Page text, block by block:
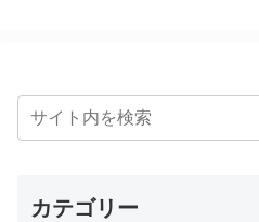
カテゴリー